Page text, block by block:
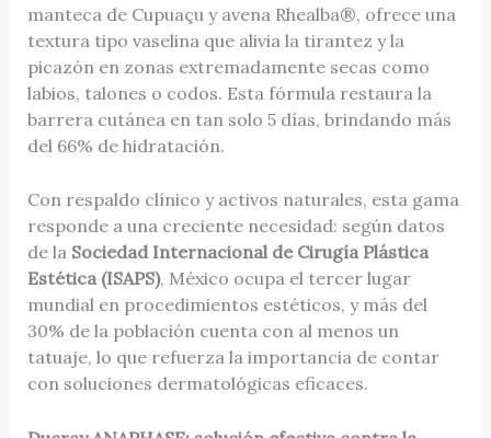
manteca de Cupuaçu y avena Rhealba®, ofrece una
textura tipo vaselina que alivia la tirantez y la
picazón en zonas extremadamente secas como
labios, talones o codos. Esta fórmula restaura la
barrera cutánea en tan solo 5 días, brindando más
del 66% de hidratación.
Con respaldo clínico y activos naturales, esta gama
responde a una creciente necesidad: según datos
de la Sociedad Internacional de Cirugía Plástica
Estética (ISAPS), México ocupa el tercer lugar
mundial en procedimientos estéticos, y más del
30% de la población cuenta con al menos un
tatuaje, lo que refuerza la importancia de contar
con soluciones dermatológicas eficaces.